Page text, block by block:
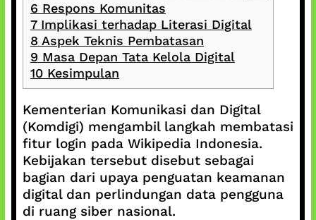
6 Respons Komunitas
7Implikasi terhadap Literasi Digital
8 Aspek Teknis Pembatasan
9 Masa Depan Tata Kelola Digital
10Kesimpulan
Kementerian Komunikasi dan Digital
(Komdigi) mengambil langkah membatasi
fitur login pada Wikipedia Indonesia.
Kebijakan tersebut disebut sebagai
bagian dari upaya penguatan keamanan
digital dan perlindungan data pengguna
di ruang siber nasional.